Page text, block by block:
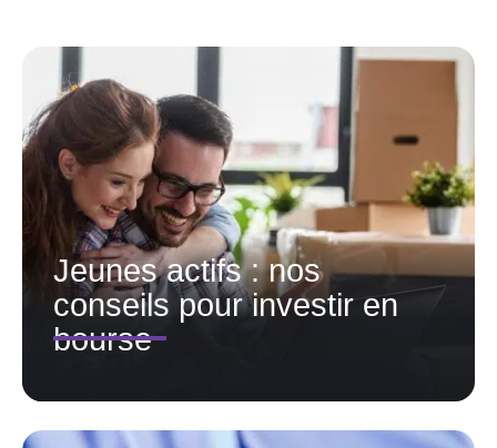
Jeunes actifs : nos
conseils pour investir en
bourse